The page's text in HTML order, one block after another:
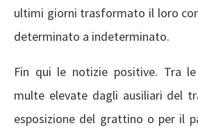
ultimi giorni trasformato il loro
determinato a indeterminato.
Fin qui le notizie positive. Tra
multe elevate dagli ausiliari del
esposizione del grattino o per il